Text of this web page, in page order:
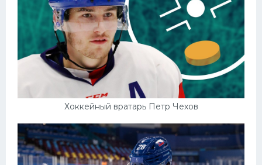
Хоккейный вратарь Петр Чехов